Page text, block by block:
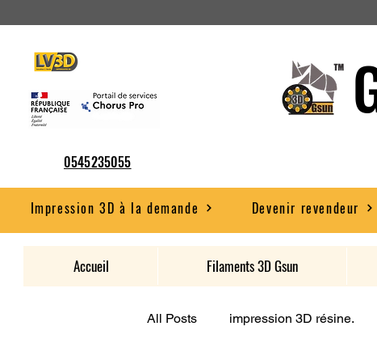
0545235055
Impression 3D à la demande Devenir revendeur
Accueil Filaments 3D Gsun
All Posts impression 3D résine.